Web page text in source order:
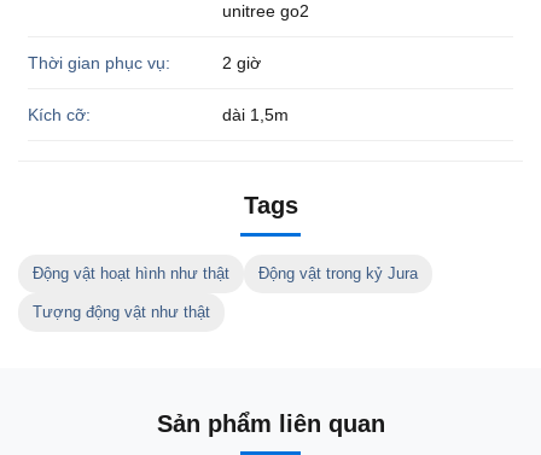
unitree go2
Thời gian phục vụ: 2 giờ
Kích cỡ: dài 1,5m
Tags
Động vật hoạt hình như thật Động vật trong kỷ Jura
Tượng động vật như thật
Sản phẩm liên quan